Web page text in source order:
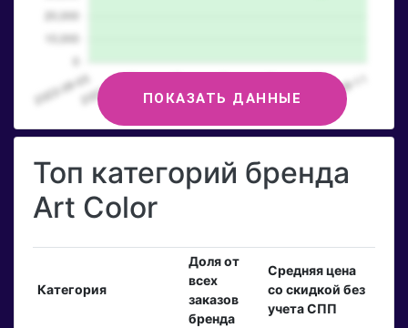
ПОКАЗАТЬ ДАННЫЕ
Топ категорий бренда
Art Color
Категория
Доля от
всех
заказов
бренда
Средняя цена
со скидкой без
учета СПП